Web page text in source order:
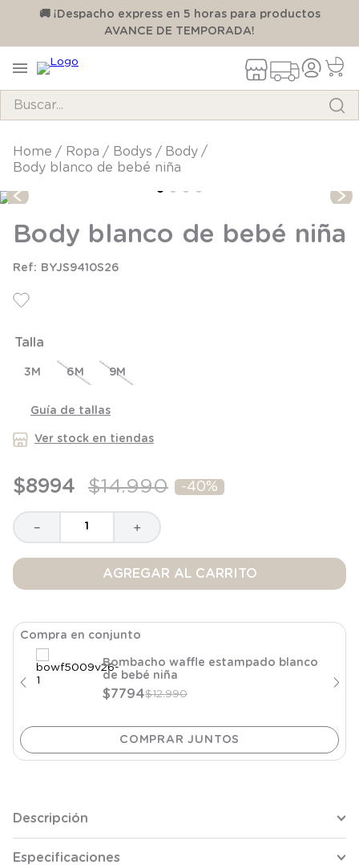
🚚 ¡Despacho express en 5 horas para productos
AVANCE DE TEMPORADA!
ropa bodys
body
Body blanco de bebé niña
Body blanco de bebé niña
BYJS9410S26
Talla
3M 6M 9M
Guía de tallas
Ver stock en tiendas
$8994 $14.990 -40%
＋
－
AGREGAR AL CARRITO
Compra en conjunto
Bombacho waffle estampado blanco
de bebé niña
$7794$12.990
Descripción
Especificaciones
TÉRMINOS MÁS BUSCADOS
3.
zapatillas
4.
body
7.
8.
saco
saco dormir
poleron